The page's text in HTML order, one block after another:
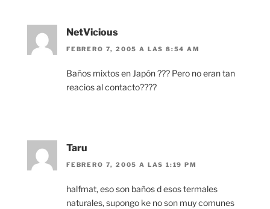
NetVicious
FEBRERO 7, 2005 A LAS 8:54 AM
Baños mixtos en Japón ??? Pero no eran tan
reacios al contacto????
Taru
FEBRERO 7, 2005 A LAS 1:19 PM
halfmat, eso son baños d esos termales
naturales, supongo ke no son muy comunes